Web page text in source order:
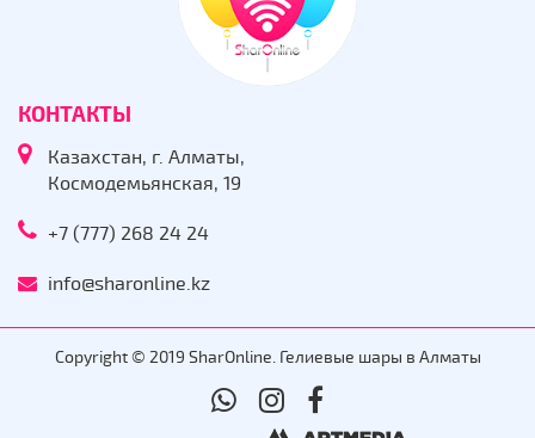
КОНТАКТЫ
Казахстан, г. Алматы,
Космодемьянская, 19
+7 (777) 268 24 24
info@sharonline.kz
Copyright © 2019 SharOnline. Гелиевые шары в Алматы